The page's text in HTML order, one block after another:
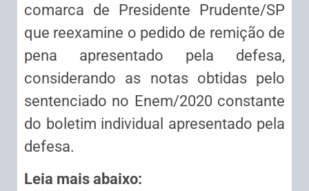
comarca de Presidente Prudente/SP
que reexamine o pedido de remição de
pena apresentado pela defesa,
considerando as notas obtidas pelo
sentenciado no Enem/2020 constante
do boletim individual apresentado pela
defesa.
Leia mais abaixo: